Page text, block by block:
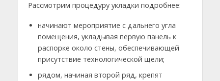
Рассмотрим процедуру укладки подробнее:
начинают мероприятие с дальнего угла
помещения, укладывая первую панель к
распорке около стены, обеспечивающей
присутствие технологической щели;
рядом, начиная второй ряд, крепят